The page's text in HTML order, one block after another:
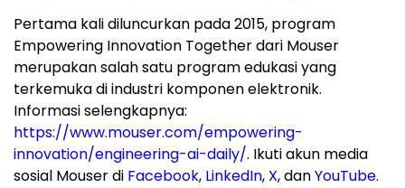
Pertama kali diluncurkan pada 2015, program
Empowering Innovation Together dari Mouser
merupakan salah satu program edukasi yang
terkemuka di industri komponen elektronik.
Informasi selengkapnya:
https://www.mouser.com/empowering-
innovation/engineering-ai-daily/. Ikuti akun media
sosial Mouser di Facebook, LinkedIn, X, danYouTube.